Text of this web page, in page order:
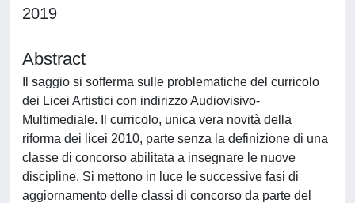
2019
Abstract
Il saggio si sofferma sulle problematiche del curricolo
dei Licei Artistici con indirizzo Audiovisivo-
Multimediale. Il curricolo, unica vera novità della
riforma dei licei 2010, parte senza la definizione di una
classe di concorso abilitata a insegnare le nuove
discipline. Si mettono in luce le successive fasi di
aggiornamento delle classi di concorso da parte del